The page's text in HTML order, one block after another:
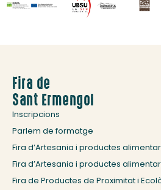
Fira de
Sant Ermengol
Inscripcions
Parlem de formatge
Fira d’Artesania i productes
Fira d’Artesania i productes
Fira de Productes de Proximitat i